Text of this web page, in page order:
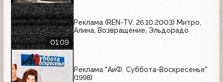
01:09
Реклама (REN-TV, 26.10.2003) Митро,
Алина, Возвращение, Эльдорадо
Реклама "АиФ. Суббота-Воскресенье"
(1998)